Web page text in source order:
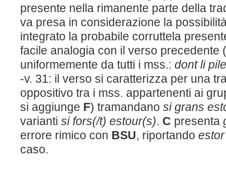
presente nella rimanente parte della
va presa in considerazione la
integrato la probabile corruttela
facile analogia con il verso precedente
uniformemente da tutti i mss.: dont li
-v. 31: il verso si caratterizza per una
oppositivo tra i mss. appartenenti ai
si aggiunge F) tramandano si grans
varianti si fors(/t) estour(s). C presenta
errore rimico con BSU, riportando
caso.